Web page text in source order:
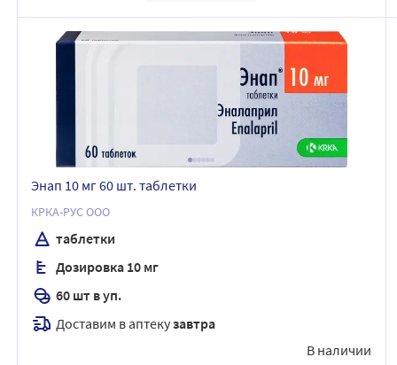
Энап 10 мг 60 шт. таблетки
КРКА-РУС ООО
таблетки
Дозировка 10 мг
60 шт в уп.
Доставим в аптекузавтра
В наличии